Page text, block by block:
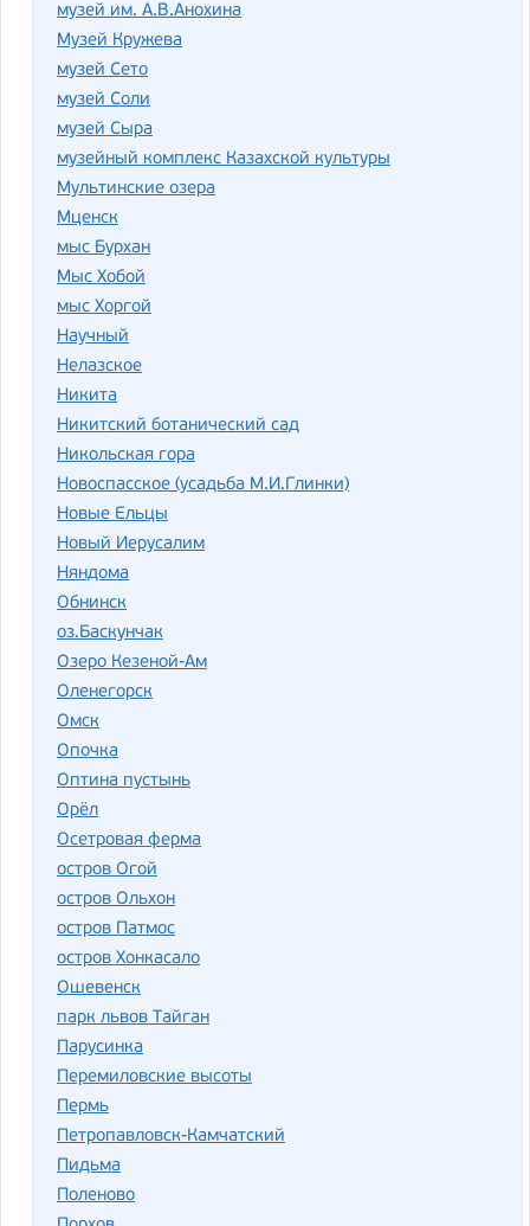
музей им. А.В.Анохина
Музей Кружева
музей Сето
музей Соли
музей Сыра
музейный комплекс Казахской культуры
Мультинские озера
Мценск
мыс Бурхан
Мыс Хобой
мыс Хоргой
Научный
Нелазское
Никита
Никитский ботанический сад
Никольская гора
Новоспасское (усадьба М.И.Глинки)
Новые Ельцы
Новый Иерусалим
Няндома
Обнинск
оз.Баскунчак
Озеро Кезеной-Ам
Оленегорск
Омск
Опочка
Оптина пустынь
Орёл
Осетровая ферма
остров Огой
остров Ольхон
остров Патмос
остров Хонкасало
Ошевенск
парк львов Тайган
Парусинка
Перемиловские высоты
Пермь
Петропавловск-Камчатский
Пидьма
Поленово